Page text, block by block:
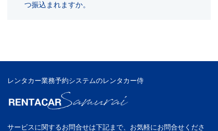
つ振込まれますか。
レンタカー業務予約システムのレンタカー侍
サービスに関するお問合せは下記まで、お気軽にお問合せくださ